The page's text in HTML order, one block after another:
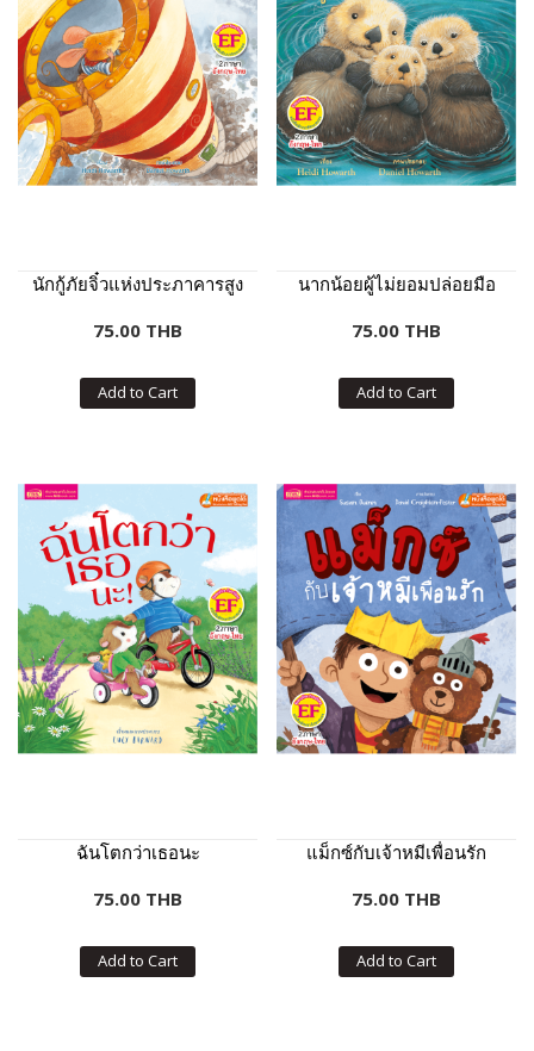
นักกู้ภัยจิ๋วแห่งประภาคารสูง
75.00 THB
Add to Cart
นากน้อยผู้ไม่ยอมปล่อยมือ
75.00 THB
Add to Cart
ฉันโตกว่าเธอนะ
75.00 THB
Add to Cart
แม็กซ์กับเจ้าหมีเพื่อนรัก
75.00 THB
Add to Cart